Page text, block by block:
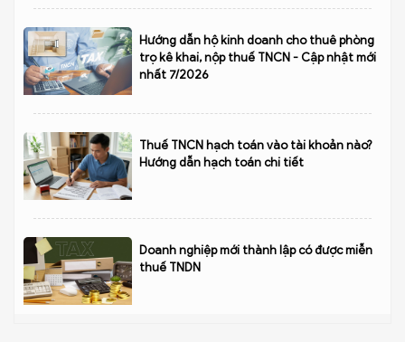
Hướng dẫn hộ kinh doanh cho thuê phòng
trọ kê khai, nộp thuế TNCN - Cập nhật mới
nhất 7/2026
Thuế TNCN hạch toán vào tài khoản nào?
Hướng dẫn hạch toán chi tiết
Doanh nghiệp mới thành lập có được miễn
thuế TNDN